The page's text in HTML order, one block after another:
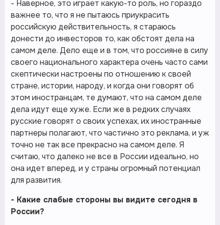
- Наверное, это играет какую-то роль, но гораздо
важнее то, что я не пытаюсь приукрасить
российскую действительность, я стараюсь
донести до инвесторов то, как обстоят дела на
самом деле. Дело еще и в том, что россияне в силу
своего национального характера очень часто сами
скептически настроены по отношению к своей
стране, истории, народу, и когда они говорят об
этом иностранцам, те думают, что на самом деле
дела идут еще хуже. Если же в редких случаях
русские говорят о своих успехах, их иностранные
партнеры полагают, что частично это реклама, и уж
точно не так все прекрасно на самом деле. Я
считаю, что далеко не все в России идеально, но
она идет вперед, и у страны огромный потенциал
для развития.
- Какие слабые стороны вы видите сегодня в
России?